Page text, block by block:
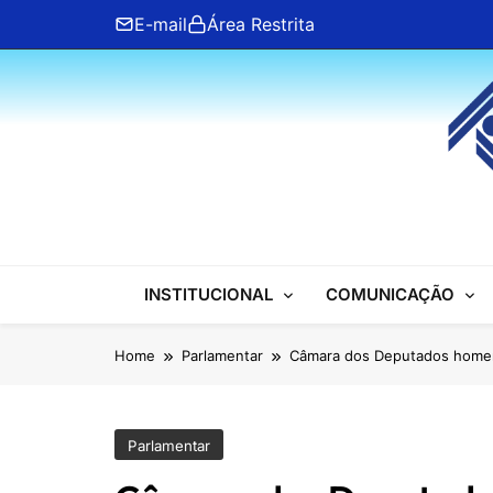
content
E-mail Área Restrita
ANFIP Nacional
INSTITUCIONAL COMUNICAÇÃO
Home Parlamentar Câmara dos Deputados
Parlamentar